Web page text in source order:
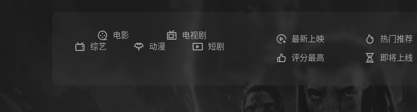
电影
电视剧
综艺
动漫 短剧
最新上映 热门推荐
评分最高 即将上线